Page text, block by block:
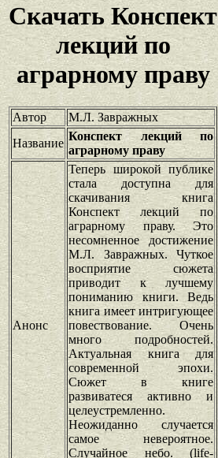
Скачать Конспект
лекций по
аграрному праву
Автор
М.Л. Завражных
Название
Конспект лекций по
аграрному праву
Анонс
Теперь широкой публике
стала доступна для
скачивания книга
Конспект лекций по
аграрному праву. Это
несомненное достижение
М.Л. Завражных. Чуткое
восприятие сюжета
приводит к лучшему
пониманию книги. Ведь
книга имеет интригующее
повествование. Очень
много подробностей.
Актуальная книга для
современной эпохи.
Сюжет в книге
развиватеся активно и
целеустремленно.
Неожиданно случается
самое невероятное.
Случайное небо. (life-